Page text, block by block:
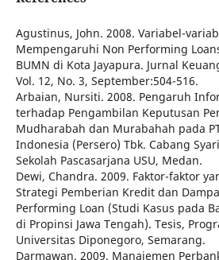
Agustinus, John. 2008. Variabel-
Mempengaruhi Non Performing
BUMN di Kota Jayapura. Jurnal
Vol. 12, No. 3, September:504-516.
Arbaian, Nursiti. 2008. Pengaruh
terhadap Pengambilan Keputusan
Mudharabah dan Murabahah pada
Indonesia (Persero) Tbk. Cabang
Sekolah Pascasarjana USU, Medan.
Dewi, Chandra. 2009. Faktor-faktor
Strategi Pemberian Kredit dan
Performing Loan (Studi Kasus pada
di Propinsi Jawa Tengah). Tesis,
Universitas Diponegoro, Semarang.
Darmawan. 2009. Manajemen